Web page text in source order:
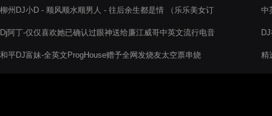
柳州DJ小D - 顺风顺水顺男人 - 往后余生都是情 （乐乐美女订
Dj阿丁-仅仅喜欢她已确认过眼神送给廉江威哥中英文流行电音
和平DJ富妹-全英文ProgHouse赠予全网发烧友太空票串烧
中
精